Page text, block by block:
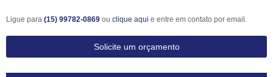
Ligue para (15) 99782-0869 ou clique aqui e entre em contato por email.
Solicite um orçamento